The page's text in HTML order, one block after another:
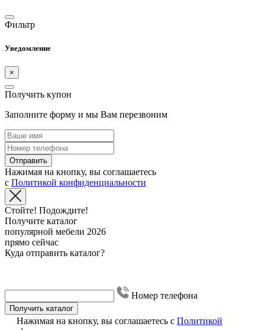
Фильтр
Уведомление
×
Получить купон
Заполните форму и мы Вам перезвоним
Отправить
Нажимая на кнопку, вы соглашаетесь
с Политикой конфиденциальности
Стойте! Подождите!
Получите каталог
популярной мебели 2026
прямо сейчас
Куда отправить каталог?
Номер телефона
Получить каталог
Нажимая на кнопку, вы соглашаетесь с Политикой